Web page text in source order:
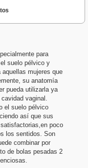
para
suelo pélvico y
mujeres que
su anatomía
pueda utilizarla ya
vaginal.
el suelo pélvico
así que sus
poco
los sentidos. Son
combinar por
de bolas pesadas 2